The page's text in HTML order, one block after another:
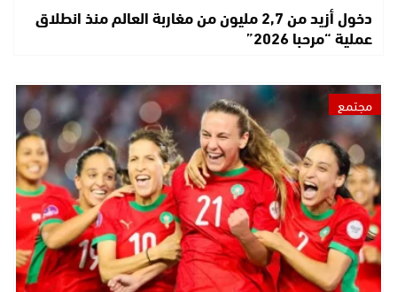
دخول أزيد من 2,7 مليون من مغاربة العالم منذ انطلاق
عملية “مرحبا 2026”
مجتمع